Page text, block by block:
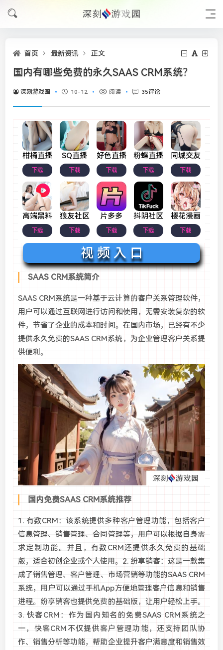
首页 最新资讯 正文
国内有哪些免费的永久SAAS CRM系统？
深刻游戏园 10-12 阅读 35评论
柑橘直播
下载
SQ直播
下载
好色直播
下载
粉蝶直播
下载
同城交友
下载
高端黑料
下载
狼友社区
下载
片多多
下载
抖阴社区
下载
樱花漫画
下载
视 频 入 口
SAAS CRM系统简介
SAAS CRM系统是一种基于云计算的客户关系管理软件，
用户可以通过互联网进行访问和使用，无需安装复杂的软
件，节省了企业的成本和时间。在国内市场，已经有不少
提供永久免费的SAAS CRM系统，为企业管理客户关系提
供便利。
国内免费SAAS CRM系统推荐
1. 有数CRM：该系统提供多种客户管理功能，包括客户
信息管理、销售管理、合同管理等，用户可以根据自身需
求定制功能。并且，有数CRM还提供永久免费的基础
版，适合初创企业或个人使用。2. 纷享销客：这是一款集
成了销售管理、客户管理、市场营销等功能的SAAS CRM
系统，用户可以通过手机App方便地管理客户信息和销售
进程。纷享销客也提供免费的基础版，让用户轻松上手。
3. 快客CRM：作为国内知名的免费SAAS CRM系统之
一，快客CRM不仅提供客户管理功能，还支持团队协
作、销售分析等功能，帮助企业提升客户满意度和销售效